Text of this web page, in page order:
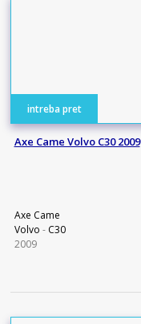
intreba pret
Axe Came Volvo C30 2009
Axe Came
Volvo - C30
2009